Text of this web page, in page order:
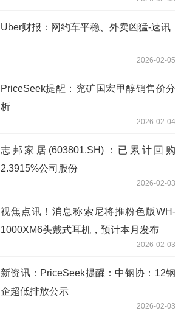
Uber财报：网约车平稳、外卖凶猛-速讯
2026-02-05
PriceSeek提醒：兖矿国宏甲醇销售价分
析
2026-02-04
志邦家居(603801.SH)：已累计回购
2.3915%公司股份
2026-02-03
视焦点讯！消息称索尼将推粉色版WH-
1000XM6头戴式耳机，预计本月发布
2026-02-03
新资讯：PriceSeek提醒：中钢协：12钢
企超低排放公示
2026-02-03